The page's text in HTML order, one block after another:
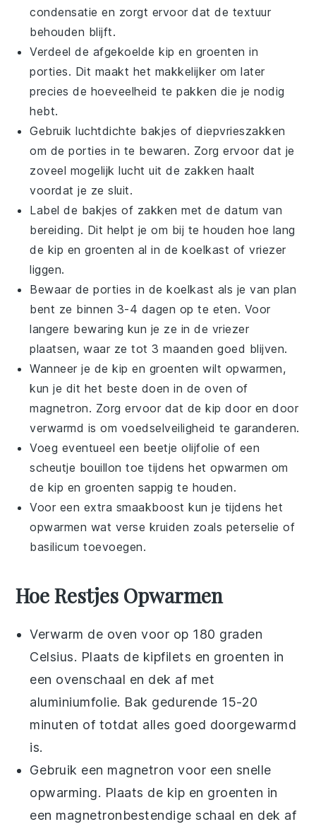
condensatie en zorgt ervoor dat de textuur
behouden blijft.
Verdeel de afgekoeldekip en groenten in
porties. Dit maakt het makkelijker om later
precies de hoeveelheid te pakken die je nodig
hebt.
Gebruik luchtdichte bakjes of diepvrieszakken
om de porties in te bewaren. Zorg ervoor dat je
zoveel mogelijk lucht uit de zakken haalt
voordat je ze sluit.
Label de bakjes of zakken met de datum van
bereiding. Dit helpt je om bij te houden hoe lang
de kip engroenten al in de koelkast of vriezer
liggen.
Bewaar de porties in de koelkast als je van plan
bent ze binnen 3-4 dagen op te eten. Voor
langere bewaring kun je ze in de vriezer
plaatsen, waar ze tot 3 maanden goed blijven.
Wanneer je dekip en groenten wilt opwarmen,
kun je dit het beste doen in de oven of
magnetron. Zorg ervoor dat dekip door en door
verwarmd is om voedselveiligheid te garanderen.
Voeg eventueel een beetjeolijfolie of een
scheutje bouillon toe tijdens het opwarmen om
de kip engroenten sappig te houden.
Voor een extra smaakboost kun je tijdens het
opwarmen wat verse kruiden zoals peterselie of
basilicum toevoegen.
Hoe Restjes Opwarmen
Verwarm de oven voor op 180 graden
Celsius. Plaats de kipfilets en groenten in
een ovenschaal en dek af met
aluminiumfolie. Bak gedurende 15-20
minuten of totdat alles goed doorgewarmd
is.
Gebruik een magnetron voor een snelle
opwarming. Plaats de kip en groenten in
een magnetronbestendige schaal en dek af